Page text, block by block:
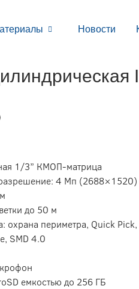
Новости
1/3” КМОП-матрица
4 Мп
до 50 м
охрана периметра, Quick
SMD 4.0
емкостью до 256 ГБ